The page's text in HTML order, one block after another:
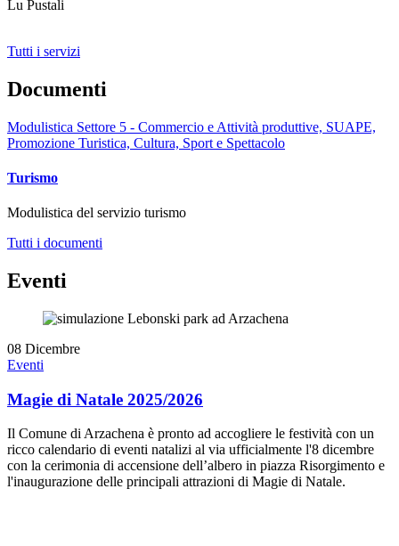
Lu Pustali
Tutti i servizi
Documenti
Modulistica Settore 5 - Commercio e Attività produttive, SUAPE,
Promozione Turistica, Cultura, Sport e Spettacolo
Turismo
Modulistica del servizio turismo
Tutti i documenti
Eventi
08 Dicembre
Eventi
Magie di Natale 2025/2026
Il Comune di Arzachena è pronto ad accogliere le festività con un
ricco calendario di eventi natalizi al via ufficialmente l'8 dicembre
con la cerimonia di accensione dell’albero in piazza Risorgimento e
l'inaugurazione delle principali attrazioni di Magie di Natale.